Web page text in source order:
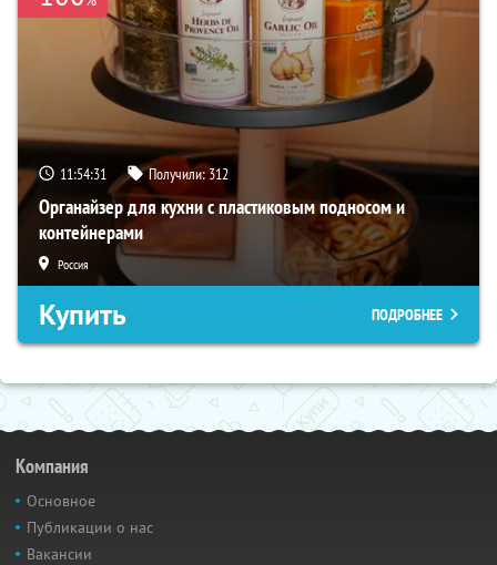
11:54:30 Получили: 312
Органайзер для кухни с пластиковым подносом и
контейнерами
Россия
Купить ПОДРОБНЕЕ
Компания
Основное
Публикации о нас
Вакансии